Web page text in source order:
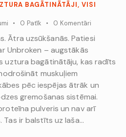
BAGĀTINĀTĀJI, VISI
0 Patīk 0 Komentāri
Ātra uzsūkšanās. Patiesi
Unbroken – augstākās
uztura bagātinātāju, kas radīts
muskuļiem
pēc iespējas ātrāk un
gremošanas sistēmai.
pulveris un nav arī
Tas ir balstīts uz laša…